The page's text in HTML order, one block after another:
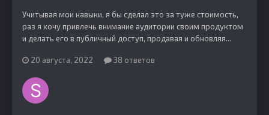
Учитывая мои навыки, я бы сделал это за туже стоимость,
раз я хочу привлечь внимание аудитории своим продуктом
и делать его в публичный доступ, продавая и обновляя...
20 августа, 2022 38 ответов